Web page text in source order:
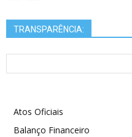
TRANSPARÊNCIA:
Atos Oficiais
Balanço Financeiro